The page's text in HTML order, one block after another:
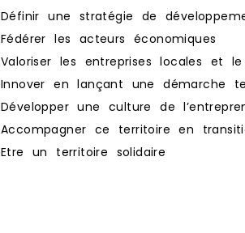
Définir une stratégie de
Fédérer les acteurs économiques
Valoriser les entreprises locales et
Innover en lançant une démarche
Développer une culture de
Accompagner ce territoire en
Etre un territoire solidaire